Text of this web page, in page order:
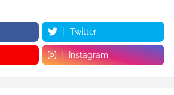
Twitter
Instagram